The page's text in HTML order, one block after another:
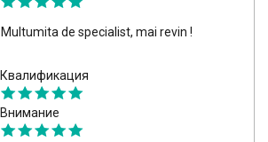
Multumita de specialist, mai revin !
Квалификация
Внимание